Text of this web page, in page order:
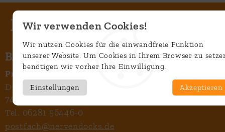
Wir verwenden Cookies!
Wir nutzen Cookies für die einwandfreie Funktion
unserer Website. Um Cookies in Ihrem Browser zu
benötigen wir vorher Ihre Einwilligung.
Einstellungen Akzeptieren
BAG NervenDocks
Praxis für Neurologie & Psychiatrie
Dr.-Konrad-Adenauer-Straße 37c
74722 Buchen
Tel. 06281 56446-0
postfach@nervendocks.de